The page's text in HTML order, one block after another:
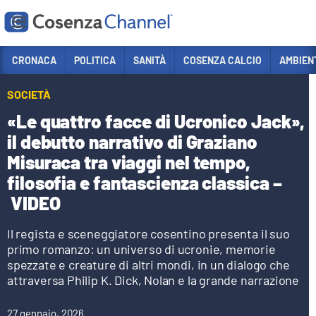
Sezioni
POLITICA
COSENZA CALCIO
ECONOMIA E LAVORO
ITALIA MONDO
SANITÀ
SPORT
CRONACA POLITICA SANITÀ COSENZA CALCIO
SOCIETÀ
«Le quattro facce di Ucronico Jack»,
il debutto narrativo di Graziano
Misuraca tra viaggi nel tempo,
filosofia e fantascienza classica –
VIDEO
Il regista e sceneggiatore cosentino presenta il suo
primo romanzo: un universo di ucronie, memorie
spezzate e creature di altri mondi, in un dialogo che
attraversa Philip K. Dick, Nolan e la grande narrazione
27 gennaio, 2026